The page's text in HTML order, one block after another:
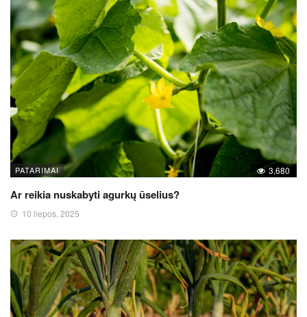
PATARIMAI 3,680
Ar reikia nuskabyti agurkų ūselius?
10 liepos, 2025